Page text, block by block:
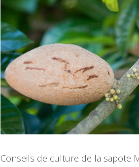
Conseils de culture de la sapote